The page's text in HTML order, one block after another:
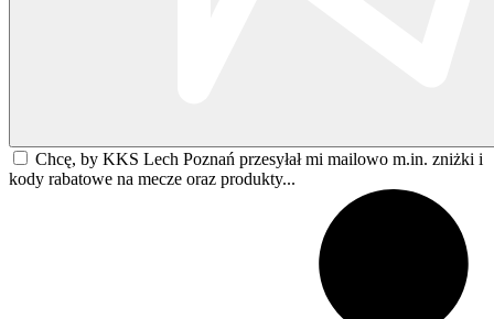
Chcę, by KKS Lech Poznań przesyłał mi mailowo m.in. zniżki i
kody rabatowe na mecze oraz produkty...